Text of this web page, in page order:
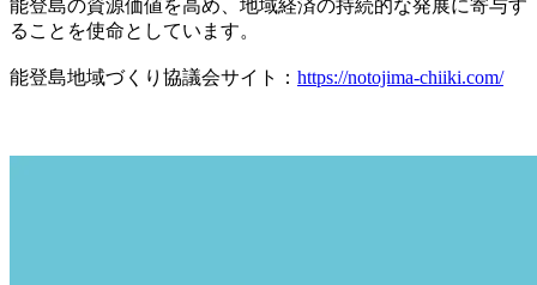
能登島の資源価値を高め、地域経済の持続的な発展に寄与す
ることを使命としています。
能登島地域づくり協議会サイト： https://notojima-chiiki.com/